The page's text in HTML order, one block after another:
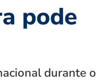
pode
durante o